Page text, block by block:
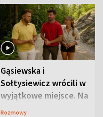
Gąsiewska i
Sołtysiewicz wrócili w
wyjątkowe miejsce. Na
szlaku czekał
Rozmowy